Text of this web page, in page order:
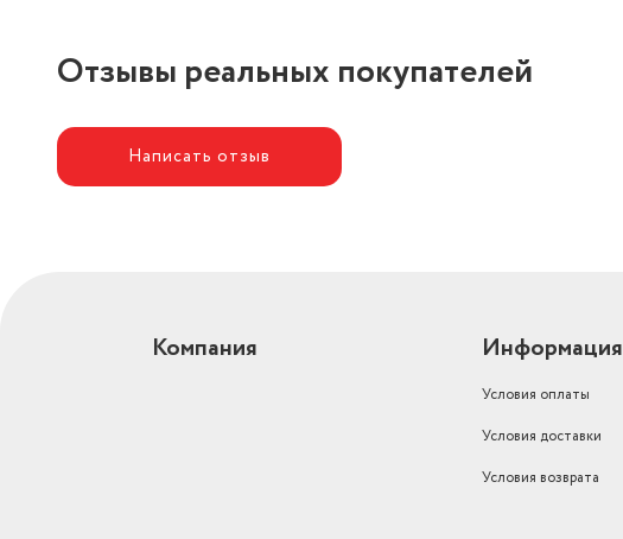
Отзывы реальных покупателей
Написать отзыв
Компания Информация
Условия оплаты
Условия доставки
Условия возврата